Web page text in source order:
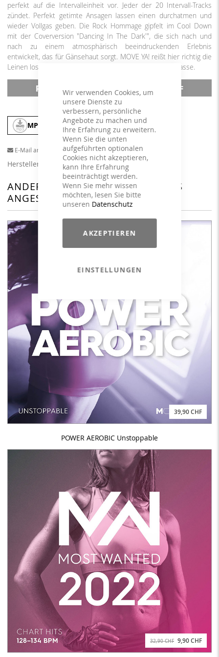
Wir verwenden Cookies, um
unsere Dienste zu
verbessern, persönliche
Angebote zu machen und
Ihre Erfahrung zu erweitern.
Wenn Sie die unten
aufgeführten optionalen
Cookies nicht akzeptieren,
kann Ihre Erfahrung
beeinträchtigt werden.
Wenn Sie mehr wissen
möchten, lesen Sie bitte
unseren Datenschutz
AKZEPTIEREN
EINSTELLUNGEN
perfekt auf die Intervalleinheit vor. Jeder der 20 Intervall-Tracks
zündet. Perfekt getimte Ansagen lassen einen durchatmen und
wieder Vollgas geben. Die Rock Hommage gipfelt im Cool Down
mit der Coverversion "Dancing In The Dark'", die sich nach und
nach zu einem atmosphärisch beeindruckenden Erlebnis
entwickelt, das für Gänsehaut sorgt. MOVE YA! reißt hier richtig die
Leinen los, das macht Spaß und ist absolute Premium-Klasse.
MP3 In den Warenkorb
E-Mail an einen Freund
Herstellerangaben
ANDERE KUNDEN HABEN SICH DAS
ANGESEHEN
39,90 CHF
POWER AEROBIC Unstoppable
32,90 CHF 9,90 CHF